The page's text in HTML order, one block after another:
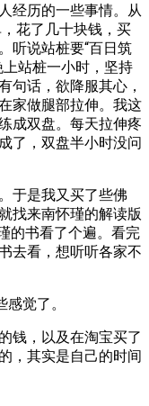
经历的一些事情。从
花了几十块钱，买
听说站桩要“百日筑
站桩一小时，坚持
句话，欲降服其心，
家做腿部拉伸。我这
成双盘。每天拉伸疼
了，双盘半小时没问
于是我又买了些佛
找来南怀瑾的解读版
的书看了个遍。看完
去看，想听听各家不
觉了。
钱，以及在淘宝买了
，其实是自己的时间